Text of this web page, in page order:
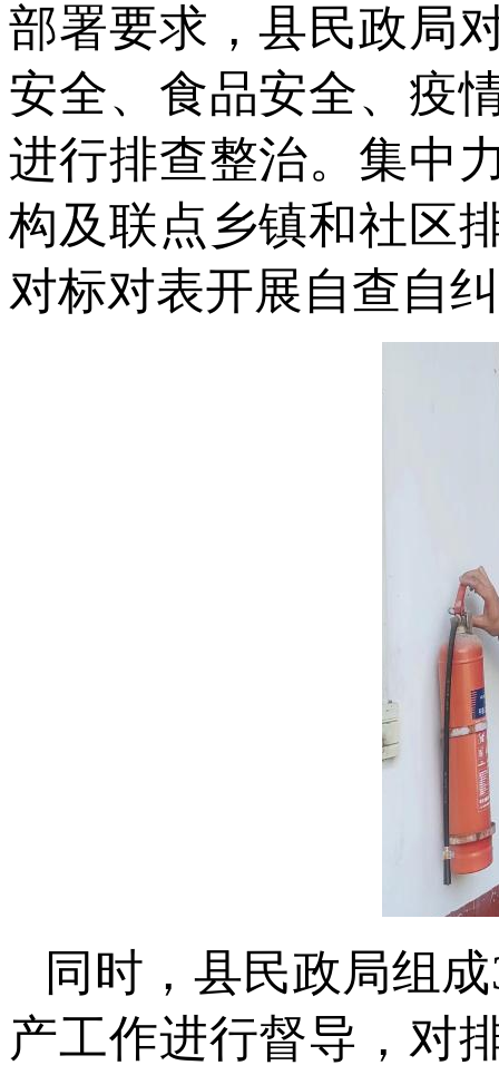
部署要求，县民政局
安全、食品安全、疫
进行排查整治。集中
构及联点乡镇和社区
对标对表开展自查自
同时，县民政局组
产工作进行督导，对